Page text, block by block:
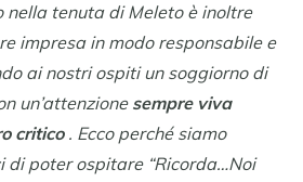
nella tenuta di Meleto è inoltre
impresa in modo responsabile e
ai nostri ospiti un soggiorno di
un’attenzione sempre viva
critico . Ecco perché siamo
di poter ospitare “Ricorda…Noi